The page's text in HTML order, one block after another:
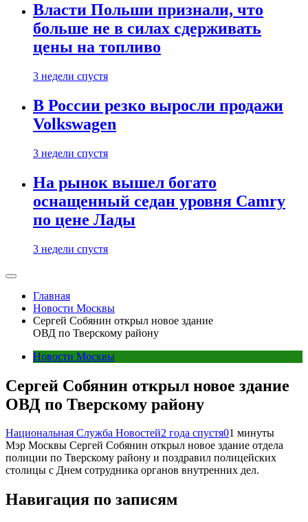
Власти Польши признали, что
больше не в силах сдерживать
цены на топливо
3 недели спустя
В России резко выросли продажи
Volkswagen
3 недели спустя
На рынок вышел богато
оснащенный седан уровня Camry
по цене Лады
3 недели спустя
Главная
Новости Москвы
Сергей Собянин открыл новое здание
ОВД по Тверскому району
Новости Москвы
Сергей Собянин открыл новое здание
ОВД по Тверскому району
Национальная Служба Новостей2 года спустя01 минуты
Мэр Москвы Сергей Собянин открыл новое здание отдела
полиции по Тверскому району и поздравил полицейских
столицы с Днем сотрудника органов внутренних дел.
Навигация по записям